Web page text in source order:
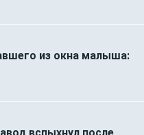
из окна малыша: